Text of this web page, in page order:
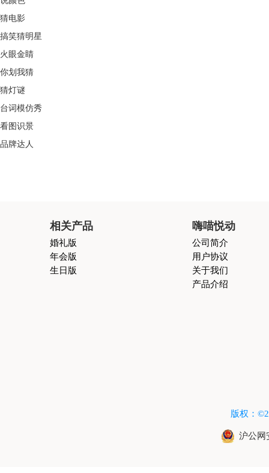
猜电影
搞笑猜明星
火眼金睛
你划我猜
猜灯谜
台词模仿秀
看图识景
品牌达人
相关产品
婚礼版
年会版
生日版
嗨喵悦动
公司简介
用户协议
关于我们
产品介绍
版权：
沪公网